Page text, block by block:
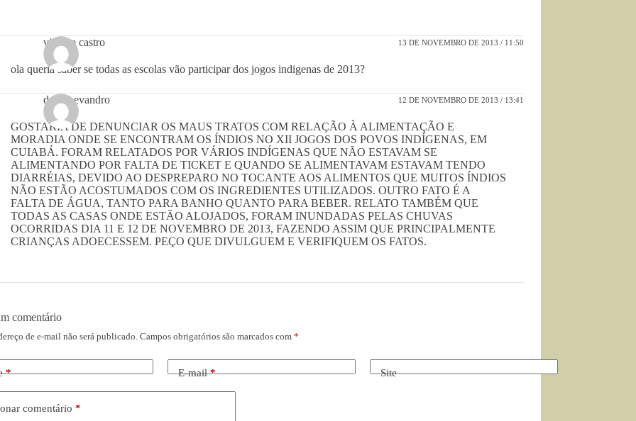
viviane castro 13 DE NOVEMBRO DE 2013 / 11:50
ola queria saber se todas as escolas vão participar dos jogos indigenas de 2013?
danilo evandro 12 DE NOVEMBRO DE 2013 / 13:41
GOSTARIA DE DENUNCIAR OS MAUS TRATOS COM RELAÇÃO À ALIMENTAÇÃO E
MORADIA ONDE SE ENCONTRAM OS ÍNDIOS NO XII JOGOS DOS POVOS INDÍGENAS, EM
CUIABÁ. FORAM RELATADOS POR VÁRIOS INDÍGENAS QUE NÃO ESTAVAM SE
ALIMENTANDO POR FALTA DE TICKET E QUANDO SE ALIMENTAVAM ESTAVAM TENDO
DIARRÉIAS, DEVIDO AO DESPREPARO NO TOCANTE AOS ALIMENTOS QUE MUITOS ÍNDIOS
NÃO ESTÃO ACOSTUMADOS COM OS INGREDIENTES UTILIZADOS. OUTRO FATO É A
FALTA DE ÁGUA, TANTO PARA BANHO QUANTO PARA BEBER. RELATO TAMBÉM QUE
TODAS AS CASAS ONDE ESTÃO ALOJADOS, FORAM INUNDADAS PELAS CHUVAS
OCORRIDAS DIA 11 E 12 DE NOVEMBRO DE 2013, FAZENDO ASSIM QUE PRINCIPALMENTE
CRIANÇAS ADOECESSEM. PEÇO QUE DIVULGUEM E VERIFIQUEM OS FATOS.
comentário
de e-mail não será publicado. Campos obrigatórios são marcados com *
* E-mail* Site
comentário *